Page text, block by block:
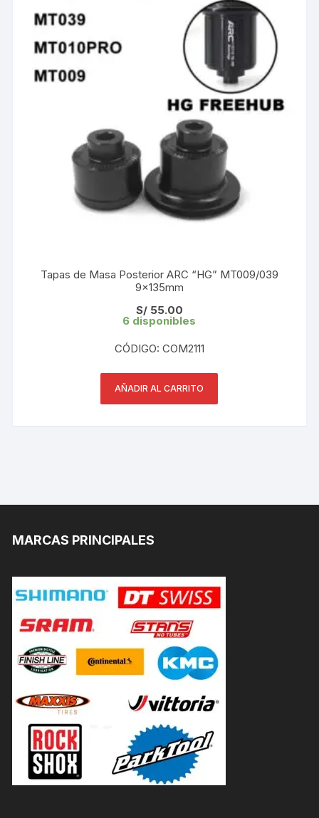
Tapas de Masa Posterior ARC “HG” MT009/039
9×135mm
S/55.00
6 disponibles
CÓDIGO: COM2111
AÑADIR AL CARRITO
MARCAS PRINCIPALES